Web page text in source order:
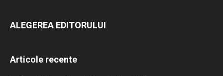
ALEGEREA EDITORULUI
Articole recente